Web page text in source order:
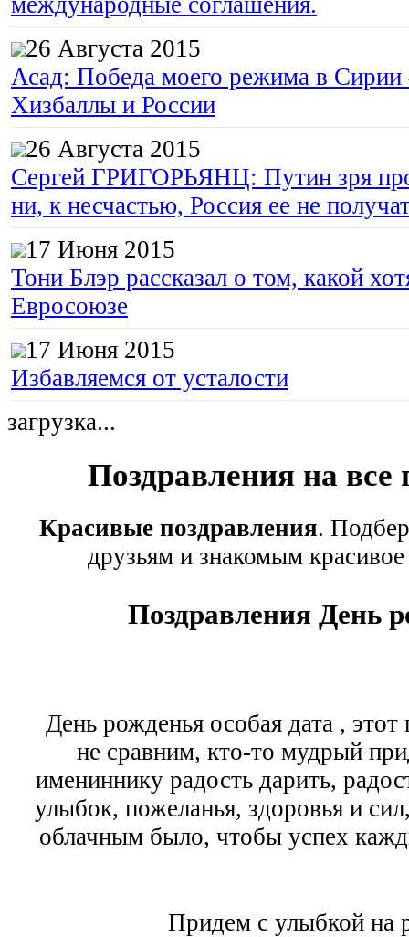
26 Августа 2015
Асад: Победа моего режима в
Хизбаллы и России
26 Августа 2015
Сергей ГРИГОРЬЯНЦ: Путин зря
ни, к несчастью, Россия ее не
17 Июня 2015
Тони Блэр рассказал о том, какой
Евросоюзе
17 Июня 2015
Избавляемся от усталости
загрузка...
Поздравления на все
Красивые поздравления.
друзьям и знакомым
Поздравления День
День рожденья особая дата ,
не сравним, кто-то мудрый
имениннику радость дарить,
улыбок, пожеланья, здоровья и
облачным было, чтобы успех
Придем с улыбкой на